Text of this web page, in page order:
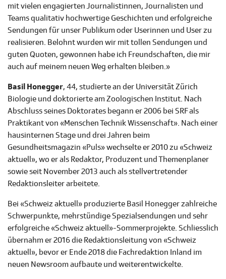
mit vielen engagierten Journalistinnen, Journalisten und
Teams qualitativ hochwertige Geschichten und erfolgreiche
Sendungen für unser Publikum oder Userinnen und User zu
realisieren. Belohnt wurden wir mit tollen Sendungen und
guten Quoten, gewonnen habe ich Freundschaften, die mir
auch auf meinem neuen Weg erhalten bleiben.»
Basil Honegger, 44, studierte an der Universität Zürich
Biologie und doktorierte am Zoologischen Institut. Nach
Abschluss seines Doktorates begann er 2006 bei SRF als
Praktikant von «Menschen Technik Wissenschaft». Nach einer
hausinternen Stage und drei Jahren beim
Gesundheitsmagazin «Puls» wechselte er 2010 zu «Schweiz
aktuell», wo er als Redaktor, Produzent und Themenplaner
sowie seit November 2013 auch als stellvertretender
Redaktionsleiter arbeitete.
Bei «Schweiz aktuell» produzierte Basil Honegger zahlreiche
Schwerpunkte, mehrstündige Spezialsendungen und sehr
erfolgreiche «Schweiz aktuell»-Sommerprojekte. Schliesslich
übernahm er 2016 die Redaktionsleitung von «Schweiz
aktuell», bevor er Ende 2018 die Fachredaktion Inland im
neuen Newsroom aufbaute und weiterentwickelte.